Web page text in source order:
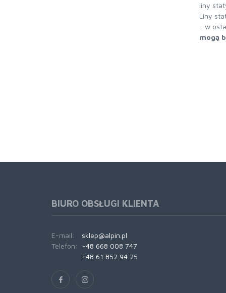
liny
Liny
- w
mogą
BIURO OBSŁUGI KLIENTA
E-mail:
sklep@alpin.pl
Telefon:
+48 668 008 747
+48 61 852 94 25